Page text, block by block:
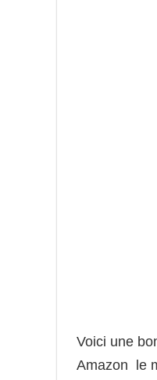
Voici une
Amazon le